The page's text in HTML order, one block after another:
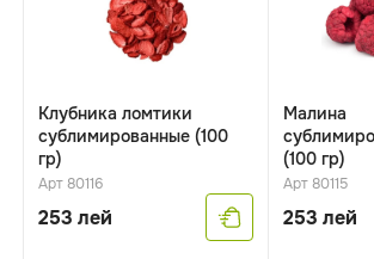
Клубника ломтики
сублимированные (100
гр)
Арт 80116
253 лей
Малина
(100 гр)
Арт 80115
253 лей